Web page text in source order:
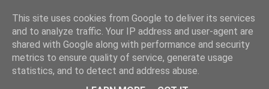
This site uses cookies from Google to deliver its services
and to analyze traffic. Your IP address and user-agent are
shared with Google along with performance and security
metrics to ensure quality of service, generate usage
statistics, and to detect and address abuse.